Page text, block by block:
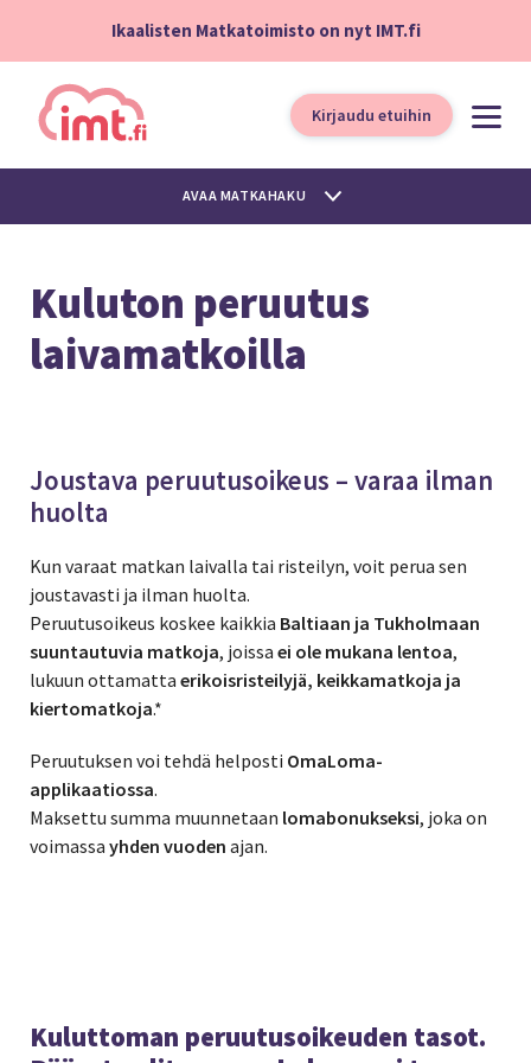
Ikaalisten Matkatoimisto on nyt IMT.fi
Kirjaudu etuihin
AVAA MATKAHAKU
Kuluton peruutus
laivamatkoilla
Joustava peruutusoikeus – varaa ilman
huolta
Kun varaat matkan laivalla tai risteilyn, voit perua sen
joustavasti ja ilman huolta.
Peruutusoikeus koskee kaikkia Baltiaan ja Tukholmaan
suuntautuvia matkoja, joissa ei ole mukana lentoa,
lukuun ottamatta erikoisristeilyjä, keikkamatkoja ja
kiertomatkoja.*
Peruutuksen voi tehdä helposti OmaLoma-
applikaatiossa.
Maksettu summa muunnetaan lomabonukseksi, joka on
voimassa yhden vuoden ajan.
Kuluttoman peruutusoikeuden tasot.